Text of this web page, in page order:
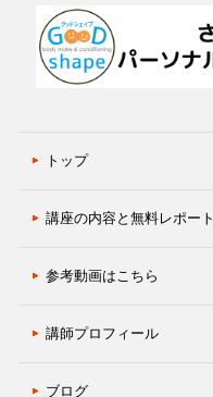
トップ
講座の内容と無料レポート
参考動画はこちら
講師プロフィール
ブログ